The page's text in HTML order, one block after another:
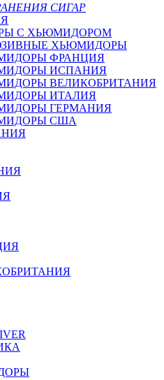
СИГАР
С ХЬЮМИДОРОМ
ХЬЮМИДОРЫ
ФРАНЦИЯ
ИСПАНИЯ
ВЕЛИКОБРИТАНИЯ
ИТАЛИЯ
ГЕРМАНИЯ
США